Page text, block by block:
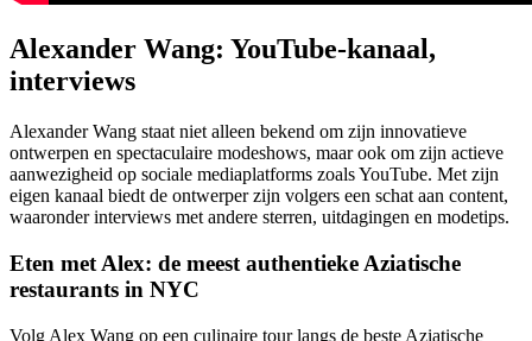
Alexander Wang: YouTube-kanaal,
interviews
Alexander Wang staat niet alleen bekend om zijn innovatieve
ontwerpen en spectaculaire modeshows, maar ook om zijn actieve
aanwezigheid op sociale mediaplatforms zoals YouTube. Met zijn
eigen kanaal biedt de ontwerper zijn volgers een schat aan content,
waaronder interviews met andere sterren, uitdagingen en modetips.
Eten met Alex: de meest authentieke Aziatische
restaurants in NYC
Volg Alex Wang op een culinaire tour langs de beste Aziatische